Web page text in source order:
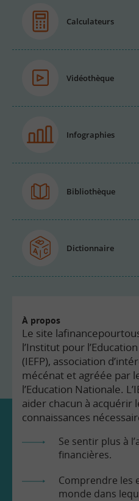
Calculateurs
Vidéothèque
Infographies
Bibliothèque
Dictionnaire
À propos
Le site
l’Institut pour
(IEFP), association
mécénat et agréée par
l’Education Nationale.
aider chacun à acquérir
connaissances
Se sentir plus à
financières.
Comprendre les
monde dans